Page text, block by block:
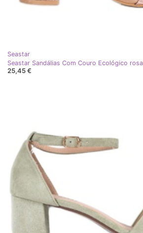
Seastar
Seastar Sandálias Com Couro Ecológico rosa
25,45 €